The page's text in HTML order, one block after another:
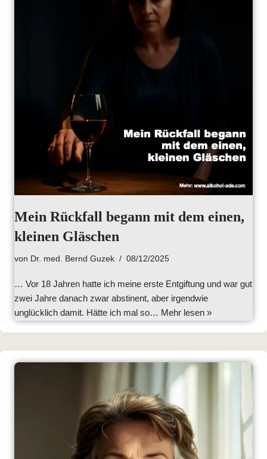
Mein Rückfall begann mit dem einen,
kleinen Gläschen
von Dr. med. Bernd Guzek 08/12/2025
… Vor 18 Jahren hatte ich meine erste Entgiftung und war gut
zwei Jahre danach zwar abstinent, aber irgendwie
unglücklich damit. Hätte ich mal so… Mehr lesen »